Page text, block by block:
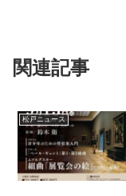
関連記事
松戸ニュース